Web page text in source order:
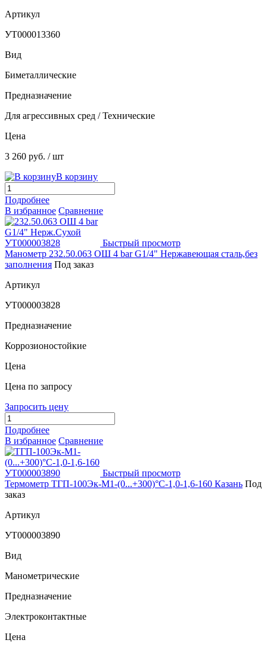
Артикул
УТ000013360
Вид
Биметаллические
Предназначение
Для агрессивных сред / Технические
Цена
3 260 руб. / шт
В корзину
Подробнее
В избранное Сравнение
Быстрый просмотр
Манометр 232.50.063 ОШ 4 bar G1/4" Нержавеющая сталь,без
заполнения Под заказ
Артикул
УТ000003828
Предназначение
Коррозионостойкие
Цена
Цена по запросу
Запросить цену
Подробнее
В избранное Сравнение
Быстрый просмотр
Термометр ТГП-100Эк-М1-(0...+300)°С-1,0-1,6-160 Казань Под
заказ
Артикул
УТ000003890
Вид
Манометрические
Предназначение
Электроконтактные
Цена